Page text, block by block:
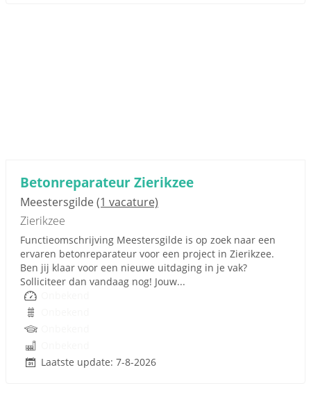
Betonreparateur Zierikzee
Meestersgilde(1 vacature)
Zierikzee
Functieomschrijving Meestersgilde is op zoek naar een
ervaren betonreparateur voor een project in Zierikzee.
Ben jij klaar voor een nieuwe uitdaging in je vak?
Solliciteer dan vandaag nog! Jouw...
Laatste update: 7-8-2026